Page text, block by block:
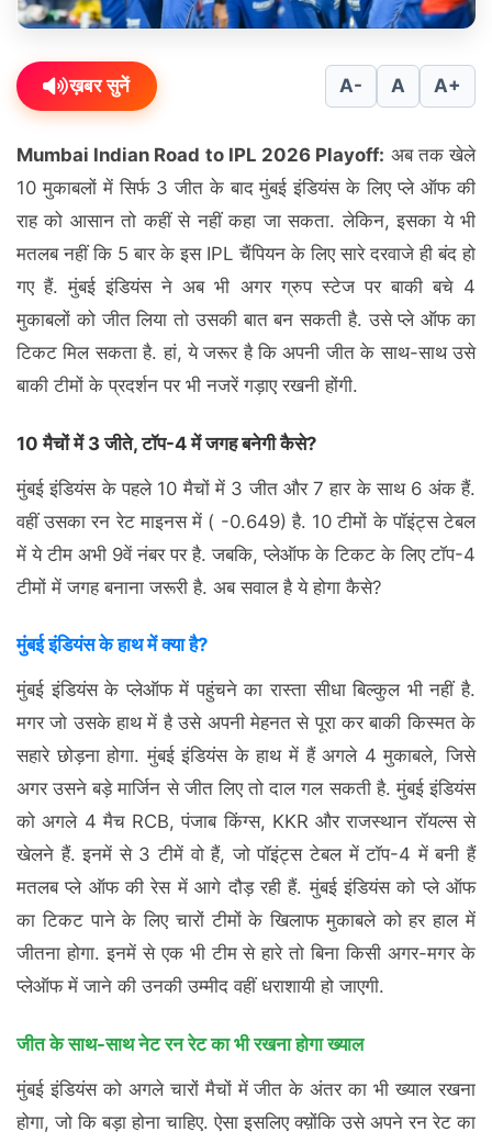
ख़बर सुनें A- A A+
Mumbai Indian Road to IPL 2026 Playoff: अब तक खेले
10 मुकाबलों में सिर्फ 3 जीत के बाद मुंबई इंडियंस के लिए प्ले ऑफ की
राह को आसान तो कहीं से नहीं कहा जा सकता. लेकिन, इसका ये भी
मतलब नहीं कि 5 बार के इस IPL चैंपियन के लिए सारे दरवाजे ही बंद हो
गए हैं. मुंबई इंडियंस ने अब भी अगर ग्रुप स्टेज पर बाकी बचे 4
मुकाबलों को जीत लिया तो उसकी बात बन सकती है. उसे प्ले ऑफ का
टिकट मिल सकता है. हां, ये जरूर है कि अपनी जीत के साथ-साथ उसे
बाकी टीमों के प्रदर्शन पर भी नजरें गड़ाए रखनी होंगी.
10 मैचों में 3 जीते, टॉप-4 में जगह बनेगी कैसे?
मुंबई इंडियंस के पहले 10 मैचों में 3 जीत और 7 हार के साथ 6 अंक हैं.
वहीं उसका रन रेट माइनस में ( -0.649) है. 10 टीमों के पॉइंट्स टेबल
में ये टीम अभी 9वें नंबर पर है. जबकि, प्लेऑफ के टिकट के लिए टॉप-4
टीमों में जगह बनाना जरूरी है. अब सवाल है ये होगा कैसे?
मुंबई इंडियंस के हाथ में क्या है?
मुंबई इंडियंस के प्लेऑफ में पहुंचने का रास्ता सीधा बिल्कुल भी नहीं है.
मगर जो उसके हाथ में है उसे अपनी मेहनत से पूरा कर बाकी किस्मत के
सहारे छोड़ना होगा. मुंबई इंडियंस के हाथ में हैं अगले 4 मुकाबले, जिसे
अगर उसने बड़े मार्जिन से जीत लिए तो दाल गल सकती है. मुंबई इंडियंस
को अगले 4 मैच RCB, पंजाब किंग्स, KKR और राजस्थान रॉयल्स से
खेलने हैं. इनमें से 3 टीमें वो हैं, जो पॉइंट्स टेबल में टॉप-4 में बनी हैं
मतलब प्ले ऑफ की रेस में आगे दौड़ रही हैं. मुंबई इंडियंस को प्ले ऑफ
का टिकट पाने के लिए चारों टीमों के खिलाफ मुकाबले को हर हाल में
जीतना होगा. इनमें से एक भी टीम से हारे तो बिना किसी अगर-मगर के
प्लेऑफ में जाने की उनकी उम्मीद वहीं धराशायी हो जाएगी.
जीत के साथ-साथ नेट रन रेट का भी रखना होगा ख्याल
मुंबई इंडियंस को अगले चारों मैचों में जीत के अंतर का भी ख्याल रखना
होगा, जो कि बड़ा होना चाहिए. ऐसा इसलिए क्य़ोंकि उसे अपने रन रेट का